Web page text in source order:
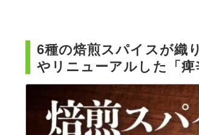
6種の焙煎スパイスが織
やリニューアルした「